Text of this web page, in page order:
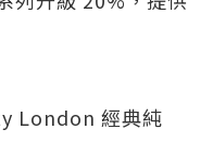
London 經典純